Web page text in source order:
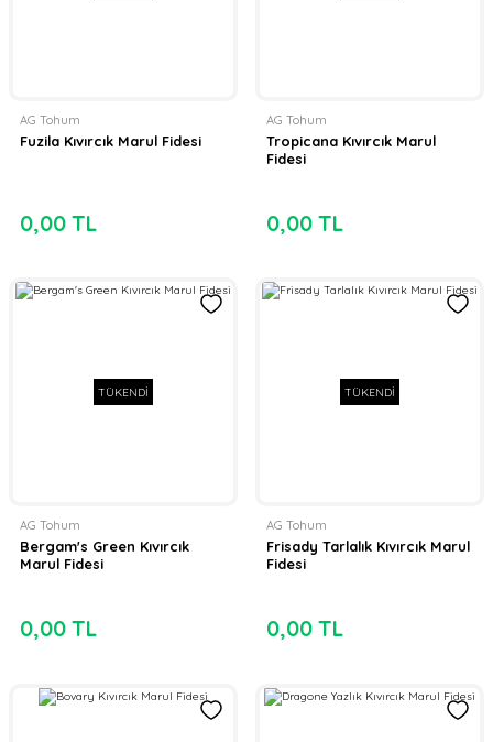
AG Tohum
Fuzila Kıvırcık Marul Fidesi
0,00 TL
AG Tohum
Tropicana Kıvırcık Marul
Fidesi
0,00 TL
TÜKENDİ
AG Tohum
Bergam's Green Kıvırcık
Marul Fidesi
0,00 TL
TÜKENDİ
AG Tohum
Frisady Tarlalık Kıvırcık Marul
Fidesi
0,00 TL